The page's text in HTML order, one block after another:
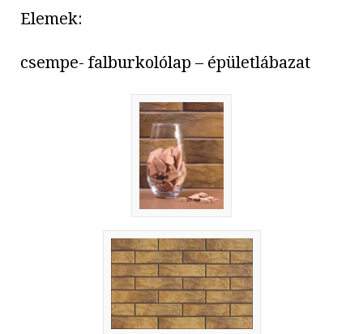
Elemek:
csempe- falburkolólap – épületlábazat